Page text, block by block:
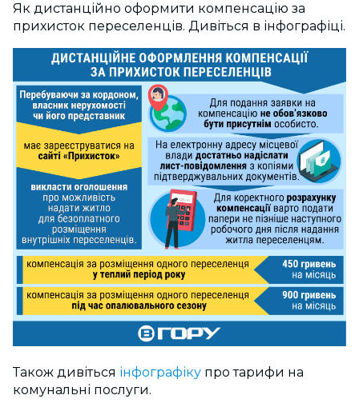
Як дистанційно оформити компенсацію за
прихисток переселенців. Дивіться в інфографіці.
Також дивіться інфографіку про тарифи на
комунальні послуги.